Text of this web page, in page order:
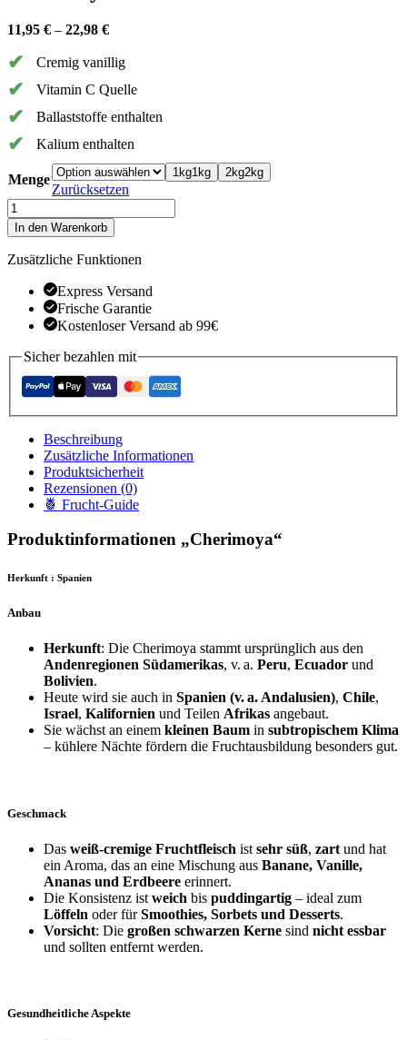
11,95 € – 22,98 €
Cremig vanillig
Vitamin C Quelle
Ballaststoffe enthalten
Kalium enthalten
Menge 1kg1kg 2kg2kg
Zurücksetzen
Cherimoya
Menge
In den Warenkorb
Zusätzliche Funktionen
Express Versand
Frische Garantie
Kostenloser Versand ab 99€
Sicher bezahlen mit
Beschreibung
Zusätzliche Informationen
Produktsicherheit
Rezensionen (0)
🍍 Frucht-Guide
Produktinformationen „Cherimoya“
Herkunft : Spanien
Anbau
Herkunft: Die Cherimoya stammt ursprünglich aus den
Andenregionen Südamerikas, v. a. Peru, Ecuador und
Bolivien.
Heute wird sie auch in Spanien (v.a. Andalusien), Chile,
Israel, Kalifornien und Teilen Afrikas angebaut.
Sie wächst an einem kleinen Baum in subtropischem Klima
– kühlere Nächte fördern die Fruchtausbildung besonders gut.
Geschmack
Das weiß-cremige Fruchtfleisch ist sehr süß, zart und hat
ein Aroma, das an eine Mischung aus Banane, Vanille,
Ananas und Erdbeere erinnert.
Die Konsistenz ist weich bis puddingartig – ideal zum
Löffeln oder fürSmoothies, Sorbets und Desserts.
Vorsicht: Die großen schwarzen Kerne sind nicht essbar
und sollten entfernt werden.
Gesundheitliche Aspekte